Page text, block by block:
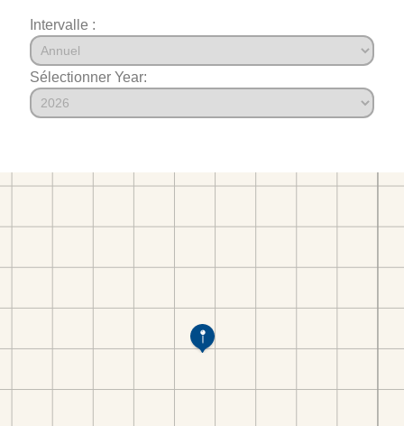
Intervalle :
Sélectionner Year: